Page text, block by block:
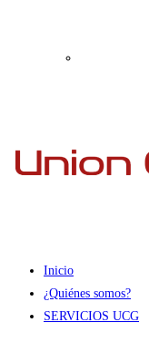
Inicio
¿Quiénes somos?
SERVICIOS UCG